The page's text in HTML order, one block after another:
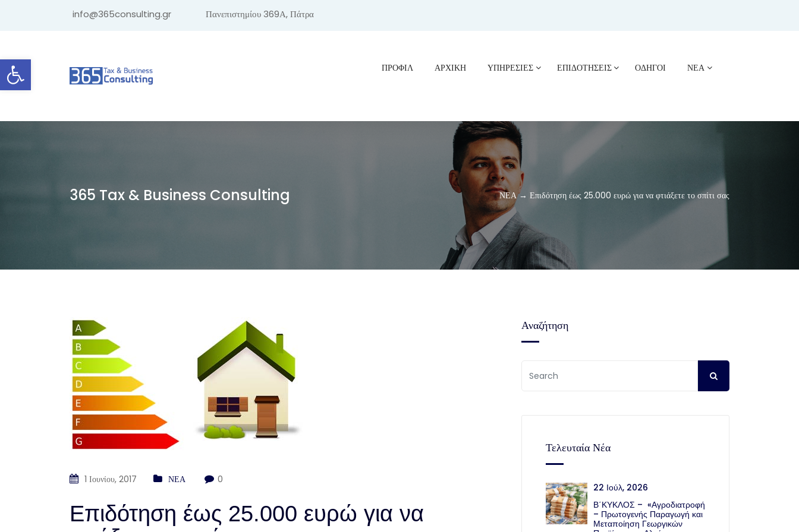
Ανοίξτε τη γραμμή εργαλείων
info@365consulting.gr Πανεπιστημίου 369Α, Πάτρα
ΠΡΟΦΊΛ ΑΡΧΙΚΗ ΥΠΗΡΕΣΙΕΣ ΕΠΙΔΟΤΗΣΕΙΣ ΟΔΗΓΟΙ ΝΕΑ
365 Tax & Business Consulting ΝΕΑ → Επιδότηση έως 25.000 ευρώ για να φτιάξετε το σπίτι σας
1 Ιουνίου, 2017 ΝΕΑ 0
Επιδότηση έως 25.000 ευρώ για να
Αναζήτηση
Τελευταία Νέα
22 Ιούλ, 2026
Β΄ΚΥΚΛΟΣ – «Αγροδιατροφή
– Πρωτογενής Παραγωγή και
Μεταποίηση Γεωργικών